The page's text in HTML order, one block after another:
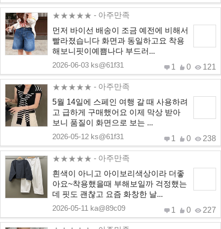
- 아주만족
먼저 바이선 배송이 조금 예전에 비해서
빨라졌습니다 화면과 동일하고요 착용
해보니핏이예쁨나다 부드러...
2026-06-03 ks@61f31
1 0 121
- 아주만족
5월 14일에 스페인 여행 갈 때 사용하려
고 급하게 구매했어요 이제 막상 받아
보니 품질이 화면으로 보는 ...
2026-05-12 ks@61f31
1 0 238
- 아주만족
흰색이 아니고 아이보리색상이라 더좋
아요~착용했을때 부해보일까 걱정했는
데 핏도 괜찮고 요즘 화창한 날...
2026-05-11 ka@89c09
1 0 227